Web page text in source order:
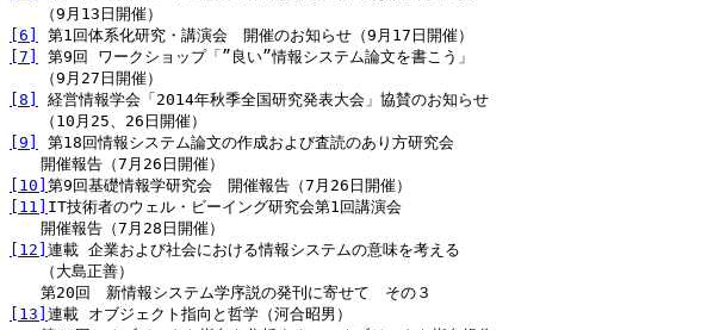
[6]
[7]
第9回 ワークショップ「”良い”情報システム論文を書こう」
[8]
経営情報学会「2014年秋季全国研究発表大会」協賛のお知らせ
[9]
第18回情報システム論文の作成および査読のあり方研究会
[10]
[11] IT技術者のウェル・ビーイング研究会第1回講演会
[12] 連載 企業および社会における情報システムの意味を考える
（大島正善）
[13] 連載 オブジェクト指向と哲学（河合昭男）